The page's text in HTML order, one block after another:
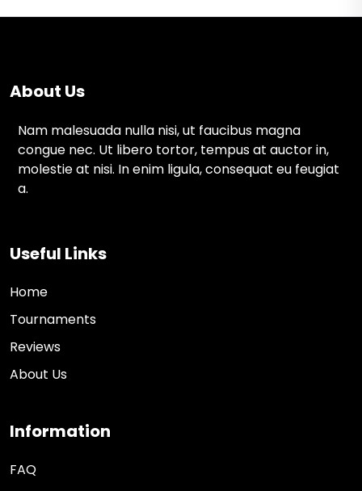
About Us
Nam malesuada nulla nisi, ut faucibus magna
congue nec. Ut libero tortor, tempus at auctor in,
molestie at nisi. In enim ligula, consequat eu feugiat
a.
Useful Links
Home
Tournaments
Reviews
About Us
Information
FAQ